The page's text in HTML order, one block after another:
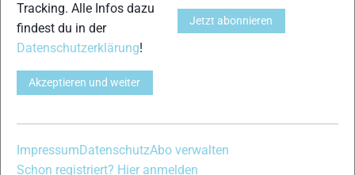
32
Tracking. Alle Infos dazu
findest du in der
Datenschutzerklärung!
Akzeptieren und weiter
Jetzt abonnieren
ImpressumDatenschutzAbo verwalten
Schon registriert? Hier anmelden